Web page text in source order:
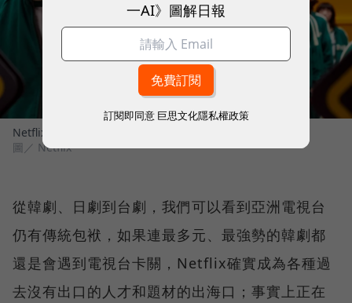
Netflix 原創韓劇《魷魚遊戲》（Squid Game）劇照。
圖／ Netflix
從韓劇、日劇到台劇，我們可以看到亞洲電視台
仍有傳統包袱，如果連最多元、最強勢的韓劇都
還是會遇到電視台卡關，Netflix確實成為各種過
去沒有出口的人才和題材的出海口；事實上正在
一AI》圖解日報
訂閱即同意 巨思文化隱私權政策